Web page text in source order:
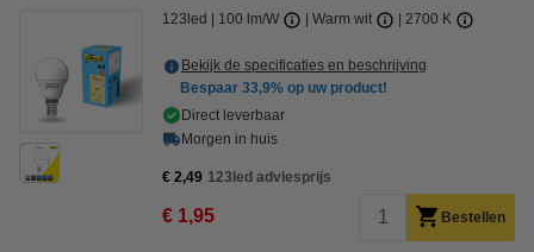
123led 100 lm/W Warm wit 2700 K
Bekijk de specificaties en beschrijving
Bespaar 33,9% op uw product!
Direct leverbaar
Morgen in huis
€ 2,49 123led adviesprijs
€ 1,95 Bestellen